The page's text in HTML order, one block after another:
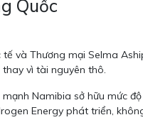
Quốc
và Thương mại Selma
vì tài nguyên thô.
Namibia sở hữu mức
Energy phát triển,